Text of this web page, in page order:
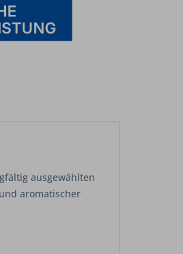
ausgewählten
aromatischer